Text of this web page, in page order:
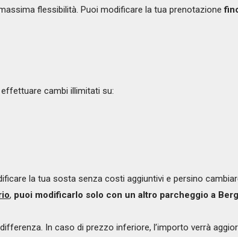
flessibilità. Puoi modificare la tua prenotazione
cambi illimitati su:
la tua sosta senza costi aggiuntivi e persino
, puoi modificarlo solo con un altro parcheggio a
In caso di prezzo inferiore, l’importo verrà